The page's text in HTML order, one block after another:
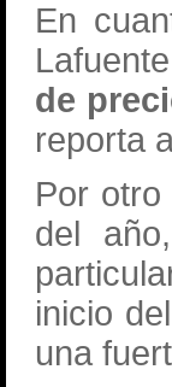
En
de
reporta
Por
del
inicio
una